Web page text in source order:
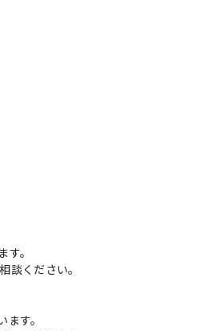
す。
談ください。
ます。